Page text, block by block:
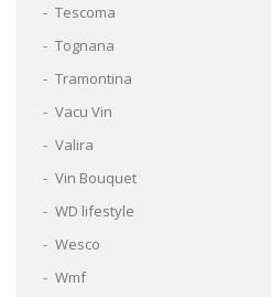
Tescoma
Tognana
Tramontina
Vacu Vin
Valira
Vin Bouquet
WD lifestyle
Wesco
Wmf